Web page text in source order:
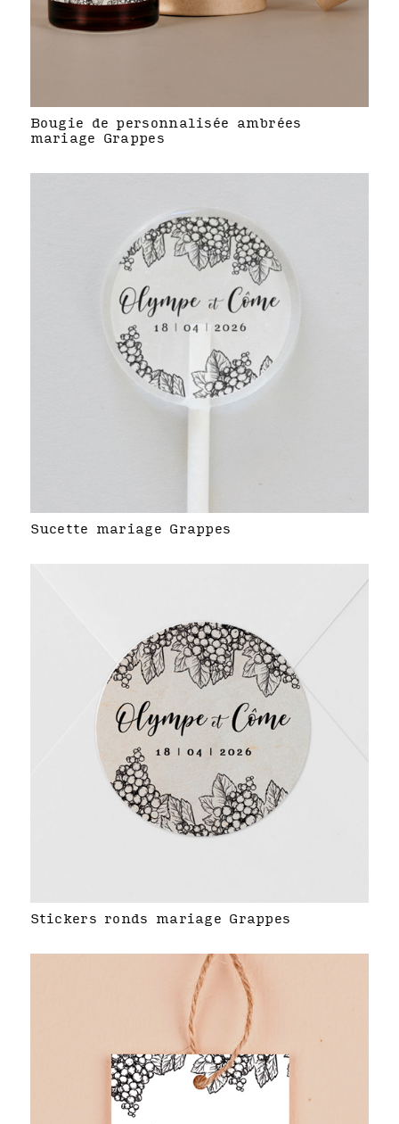
Bougie de personnalisée ambrées
mariage Grappes
Sucette mariage Grappes
Stickers ronds mariage Grappes